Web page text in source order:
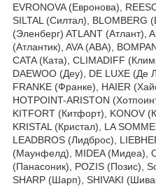
EVRONOVA (Евронова),
SILTAL (Силтал), BLOMBERG
(Эленберг) ATLANT (Атлант),
(Атлантик), AVA (АВА),
CATA (Ката), CLIMADIFF
DAEWOO (Деу), DE LUXE (Де
FRANKE (Франке), HAIER
HOTPOINT-ARISTON
KITFORT (Китфорт), KONOV
KRISTAL (Кристал), LA
LEADBROS (Лидброс),
(Маунфелд), MIDEA (Мидеа),
(Панасоник), POZIS (Позис),
SHARP (Шарп), SHIVAKI